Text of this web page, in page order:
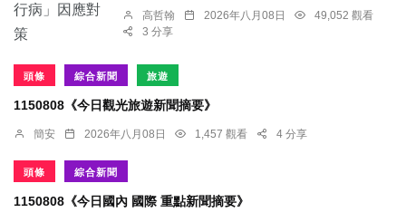
高哲翰 2026年八月08日
49,052 觀看
3 分享
頭條 綜合新聞 旅遊
1150808《今日觀光旅遊新聞摘要》
簡安 2026年八月08日 1,457 觀看 4 分享
頭條 綜合新聞
1150808《今日國內 國際 重點新聞摘要》